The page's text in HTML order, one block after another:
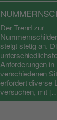
Der Trend zur
steigt stetig an.
Anforderungen in
verschiedenen
erfordert diverse
versuchen, mit